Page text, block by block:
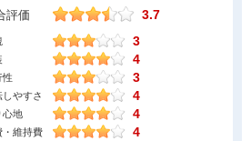
る為に、クラスターの登場です。専用
レスを打ち消し、フロントバンパーも
。フロント、リア共に樹脂製フェンダ
ーンにもピッタリな、エクステリアを
ッドも先代のデュアルクラッチ付を改
ンモーターハイブリッドとなり、信頼
評価
3.7
3
4
性 3
しやすさ 4
心地 4
・維持費 4